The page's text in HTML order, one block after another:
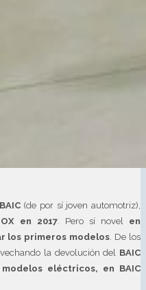
(de por sí joven automotriz),
en 2017. Pero sí novel en
los primeros modelos . De los
la devolución del BAIC
eléctricos, en BAIC